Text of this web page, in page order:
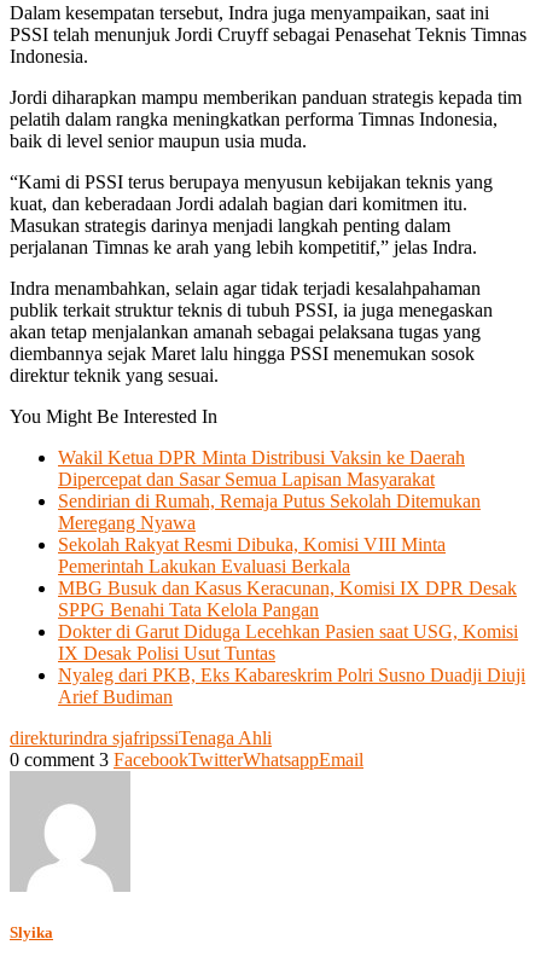
Dalam kesempatan tersebut, Indra juga menyampaikan, saat ini
PSSI telah menunjuk Jordi Cruyff sebagai Penasehat Teknis Timnas
Indonesia.
Jordi diharapkan mampu memberikan panduan strategis kepada tim
pelatih dalam rangka meningkatkan performa Timnas Indonesia,
baik di level senior maupun usia muda.
“Kami di PSSI terus berupaya menyusun kebijakan teknis yang
kuat, dan keberadaan Jordi adalah bagian dari komitmen itu.
Masukan strategis darinya menjadi langkah penting dalam
perjalanan Timnas ke arah yang lebih kompetitif,” jelas Indra.
Indra menambahkan, selain agar tidak terjadi kesalahpahaman
publik terkait struktur teknis di tubuh PSSI, ia juga menegaskan
akan tetap menjalankan amanah sebagai pelaksana tugas yang
diembannya sejak Maret lalu hingga PSSI menemukan sosok
direktur teknik yang sesuai.
You Might Be Interested In
Wakil Ketua DPR Minta Distribusi Vaksin ke Daerah
Dipercepat dan Sasar Semua Lapisan Masyarakat
Sendirian di Rumah, Remaja Putus Sekolah Ditemukan
Meregang Nyawa
Sekolah Rakyat Resmi Dibuka, Komisi VIII Minta
Pemerintah Lakukan Evaluasi Berkala
MBG Busuk dan Kasus Keracunan, Komisi IX DPR Desak
SPPG Benahi Tata Kelola Pangan
Dokter di Garut Diduga Lecehkan Pasien saat USG, Komisi
IX Desak Polisi Usut Tuntas
Nyaleg dari PKB, Eks Kabareskrim Polri Susno Duadji Diuji
Arief Budiman
direkturindra sjafripssiTenaga Ahli
0 comment 3 FacebookTwitterWhatsappEmail
Slyika